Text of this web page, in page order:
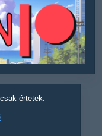
értetek.